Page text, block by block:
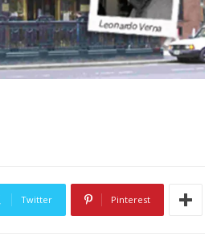
Twitter Pinterest